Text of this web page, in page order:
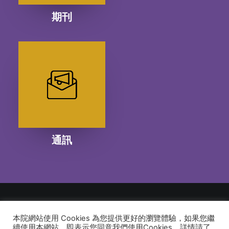
期刊
通訊
© 2026 建道神學院Alliance Bible Seminary. All rights reserved
本院網站使用 Cookies 為您提供更好的瀏覽體驗，如果您繼